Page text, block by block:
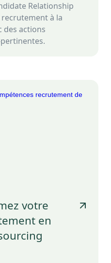
Relationship
à la
des actions
votre
en